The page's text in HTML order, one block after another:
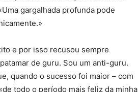
gargalhada profunda pode
e por isso recusou sempre
de guru. Sou um anti-guru.
quando o sucesso foi maior – com
todo o período mais feliz da minha